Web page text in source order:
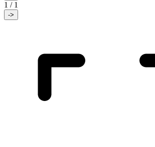
1 / 1
->